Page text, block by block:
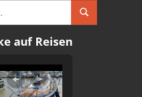
Suchen
auf Reisen